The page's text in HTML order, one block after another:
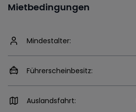
Mietbedingungen
Mindestalter:
Führerscheinbesitz:
Auslandsfahrt: